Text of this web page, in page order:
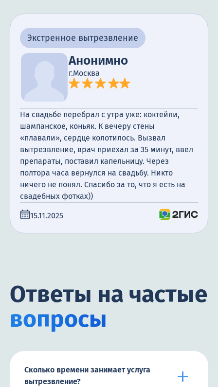
Экстренное вытрезвление
Анонимно
г.Москва
На свадьбе перебрал с утра уже: коктейли,
шампанское, коньяк. К вечеру стены
«плавали», сердце колотилось. Вызвал
вытрезвление, врач приехал за 35 минут, ввел
препараты, поставил капельницу. Через
полтора часа вернулся на свадьбу. Никто
ничего не понял. Спасибо за то, что я есть на
свадебных фотках))
15.11.2025
Ответы на частые
вопросы
Сколько времени занимает услуга
вытрезвление?